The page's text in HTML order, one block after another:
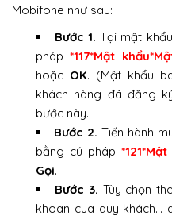
Mobifone như sau:
Bước 1. Tại mật
pháp*117*Mật
hoặc OK. (Mật khẩu
khách hàng đã đăng
bước này.
Bước 2.Tiến hành
bằng cú pháp
Gọi.
Bước 3. Tùy chọn
khoan cua quy khách…